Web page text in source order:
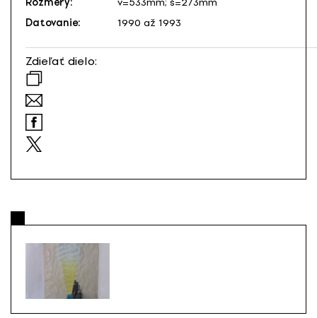
Rozmery:
v=533mm; š=273mm
Datovanie:
1990 až 1993
Zdieľať dielo: